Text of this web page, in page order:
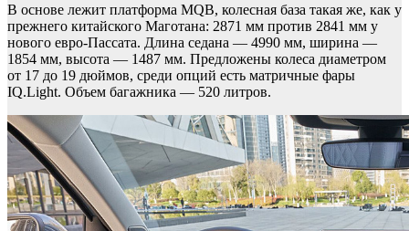
В основе лежит платформа MQB, колесная база такая же, как у
прежнего китайского Маготана: 2871 мм против 2841 мм у
нового евро-Пассата. Длина седана — 4990 мм, ширина —
1854 мм, высота — 1487 мм. Предложены колеса диаметром
от 17 до 19 дюймов, среди опций есть матричные фары
IQ.Light. Объем багажника — 520 литров.